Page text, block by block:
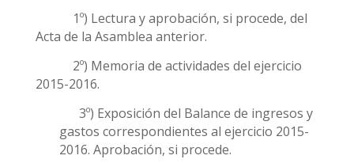
1º) Lectura y aprobación, si procede, del
Acta de la Asamblea anterior.
2º) Memoria de actividades del ejercicio
2015-2016.
3º) Exposición del Balance de ingresos y
gastos correspondientes al ejercicio 2015-
2016. Aprobación, si procede.